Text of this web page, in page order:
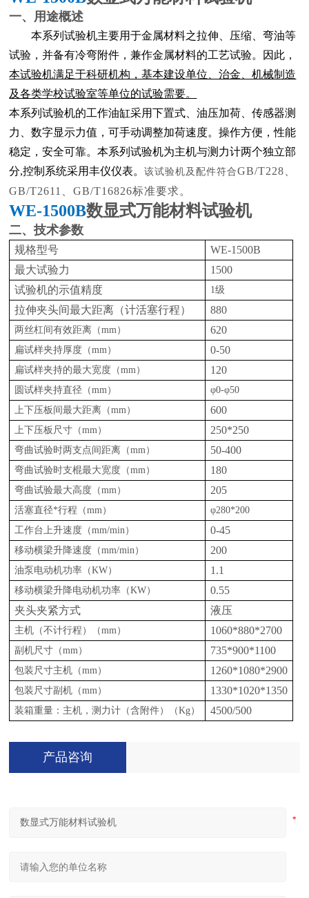
一、用途概述
本系列试验机主要用于金属材料之拉伸、压缩、弯油等
试验，并备有冷弯附件，兼作金属材料的工艺试验。因此，
本试验机满足于科研机构，基本建设单位、治金、机械制造
及各类学校试验室等单位的试验需要。
本系列试验机的工作油缸采用下置式、油压加荷、传感器测
力、数字显示力值，可手动调整加荷速度。操作方便，性能
稳定，安全可靠。本系列试验机为主机与测力计两个独立部
分,控制系统采用丰仪仪表。该试验机及配件符合GB/T228、
GB/T2611、GB/T16826标准要求。
WE-1500B数显式万能材料试验机
二、技术参数
规格型号
WE-1500B
最大试验力
1500
试验机的示值精度
1级
拉伸夹头间最大距离（计活塞行程） 880
两丝杠间有效距离（mm） 620
扁试样夹持厚度（mm） 0-50
扁试样夹持的最大宽度（mm） 120
圆试样夹持直径（mm） φ0-φ50
上下压板间最大距离（mm） 600
上下压板尺寸（mm） 250*250
弯曲试验时两支点间距离（mm） 50-400
弯曲试验时支棍最大宽度（mm） 180
弯曲试验最大高度（mm） 205
活塞直径*行程（mm） φ280*200
工作台上升速度（mm/min） 0-45
移动横梁升降速度（mm/min） 200
油泵电动机功率（KW） 1.1
移动横梁升降电动机功率（KW）
0.55
夹头夹紧方式
液压
主机（不计行程）（mm） 1060*880*2700
副机尺寸（mm） 735*900*1100
包装尺寸主机（mm） 1260*1080*2900
包装尺寸副机（mm） 1330*1020*1350
装箱重量：主机，测力计（含附件）（Kg） 4500/500
产品咨询